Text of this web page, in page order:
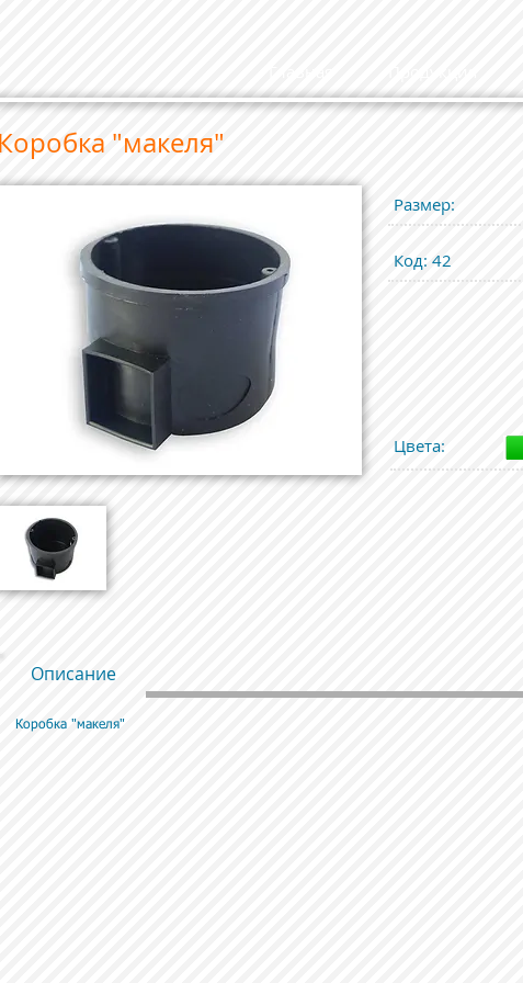
Коробка "макеля"
Размер:
Код: 42
Цвета:
Описание
Коробка "макеля"